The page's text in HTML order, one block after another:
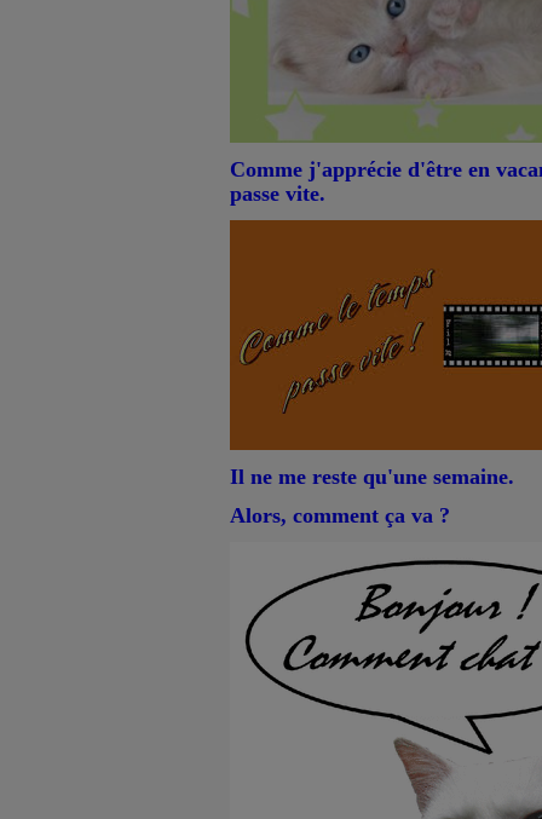
Comme j'apprécie d'être en
passe vite.
Il ne me reste qu'une semaine.
Alors, comment ça va ?